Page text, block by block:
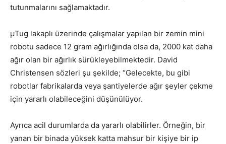
tutunmalarını sağlamaktadır.
μTug lakaplı üzerinde çalışmalar yapılan bir zemin mini
robotu sadece 12 gram ağırlığında olsa da, 2000 kat daha
ağır olan bir ağırlık sürükleyebilmektedir. David
Christensen sözleri şu şekilde; “Gelecekte, bu gibi
robotlar fabrikalarda veya şantiyelerde ağır şeyler çekme
için yararlı olabileceğini düşünülüyor.
Ayrıca acil durumlarda da yararlı olabilirler. Örneğin, bir
yanan bir binada yüksek katta mahsur bir kişiye bir ip